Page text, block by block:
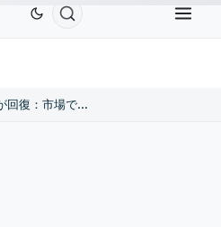
USDCUSDC ↑0.00% XRP
ビットコインが回復：市場で何が起きているのか？